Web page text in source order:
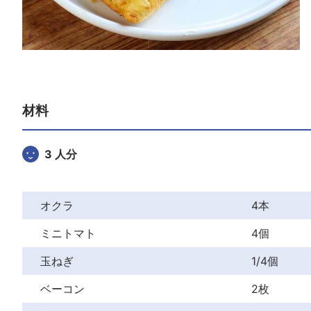
材料
3 人分
オクラ
4本
ミニトマト
4個
玉ねぎ
1/4個
ベーコン
2枚